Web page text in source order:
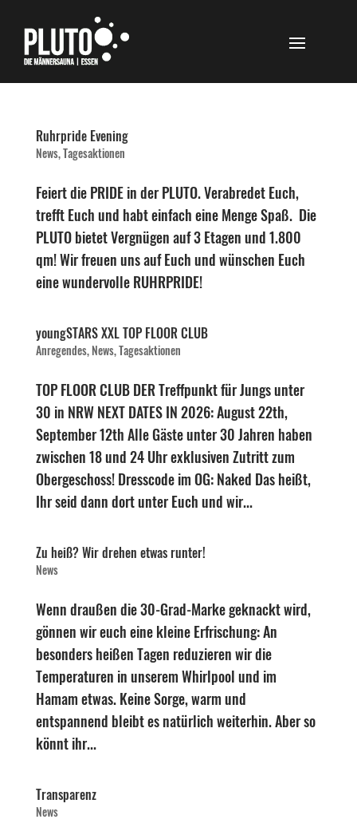
Ruhrpride Evening
News,Tagesaktionen
Feiert die PRIDE in der PLUTO. Verabredet Euch,
trefft Euch und habt einfach eine Menge Spaß. Die
PLUTO bietet Vergnügen auf 3 Etagen und 1.800
qm! Wir freuen uns auf Euch und wünschen Euch
eine wundervolle RUHRPRIDE!
youngSTARS XXL TOP FLOOR CLUB
Anregendes,News,Tagesaktionen
TOP FLOOR CLUB DER Treffpunkt für Jungs unter
30 in NRW NEXT DATES IN 2026: August 22th,
September 12th Alle Gäste unter 30 Jahren haben
zwischen 18 und 24 Uhr exklusiven Zutritt zum
Obergeschoss! Dresscode im OG: Naked Das heißt,
Ihr seid dann dort unter Euch und wir...
Zu heiß? Wir drehen etwas runter!
News
Wenn draußen die 30-Grad-Marke geknackt wird,
gönnen wir euch eine kleine Erfrischung: An
besonders heißen Tagen reduzieren wir die
Temperaturen in unserem Whirlpool und im
Hamam etwas. Keine Sorge, warm und
entspannend bleibt es natürlich weiterhin. Aber so
könnt ihr...
Transparenz
News